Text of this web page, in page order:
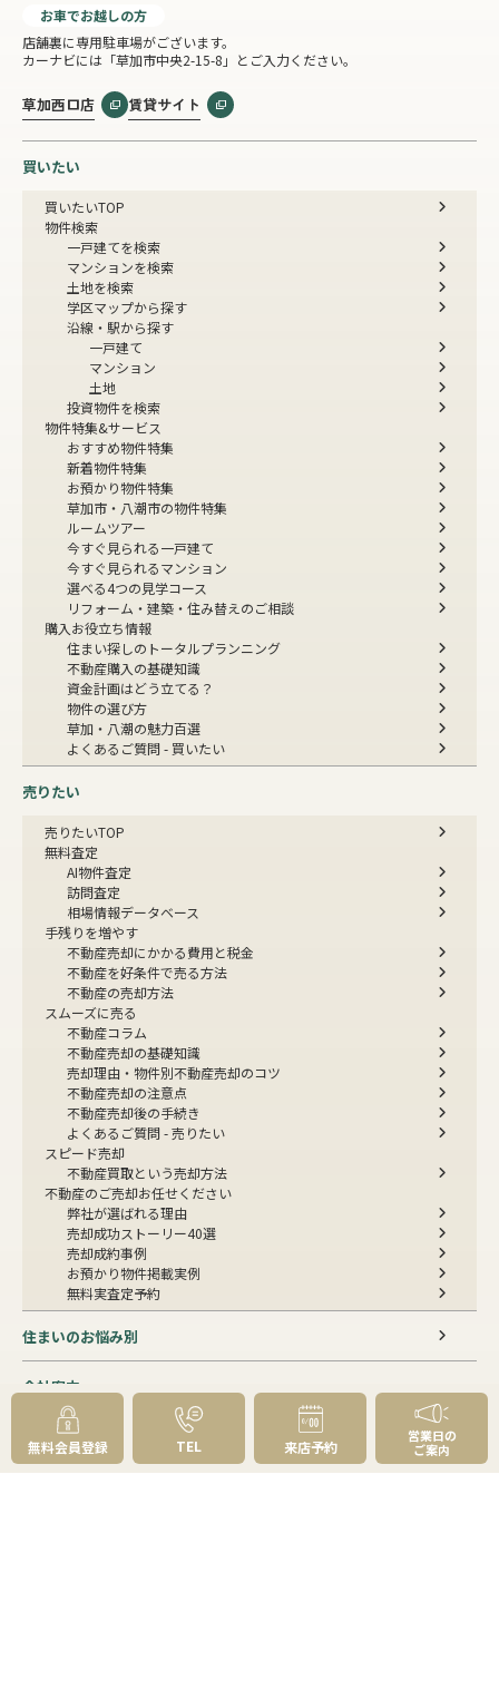
お車でお越しの方
店舗裏に専用駐車場がございます。
カーナビには「草加市中央2-15-8」とご入力ください。
草加西口店 賃貸サイト
買いたい
買いたいTOP
物件検索
一戸建てを検索
マンションを検索
土地を検索
学区マップから探す
沿線・駅から探す
一戸建て
マンション
土地
投資物件を検索
物件特集&サービス
おすすめ物件特集
新着物件特集
お預かり物件特集
草加市・八潮市の物件特集
ルームツアー
今すぐ見られる一戸建て
今すぐ見られるマンション
選べる4つの見学コース
リフォーム・建築・住み替えのご相談
購入お役立ち情報
住まい探しのトータルプランニング
不動産購入の基礎知識
資金計画はどう立てる？
物件の選び方
草加・八潮の魅力百選
よくあるご質問 - 買いたい
売りたい
売りたいTOP
無料査定
AI物件査定
訪問査定
相場情報データベース
手残りを増やす
不動産売却にかかる費用と税金
不動産を好条件で売る方法
不動産の売却方法
スムーズに売る
不動産コラム
不動産売却の基礎知識
売却理由・物件別不動産売却のコツ
不動産売却の注意点
不動産売却後の手続き
よくあるご質問 - 売りたい
スピード売却
不動産買取という売却方法
不動産のご売却お任せください
弊社が選ばれる理由
売却成功ストーリー40選
売却成約事例
お預かり物件掲載実例
無料実査定予約
住まいのお悩み別
会社案内
会社案内TOP
私たちについて
アクセス
無料会員登録 TEL 来店予約
営業日の
ご案内